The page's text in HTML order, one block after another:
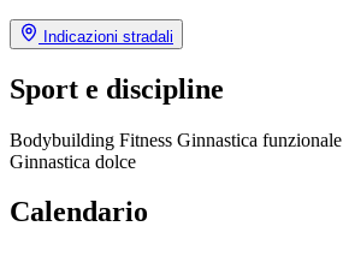
Indicazioni stradali
Sport e discipline
Bodybuilding Fitness Ginnastica funzionale
Ginnastica dolce
Calendario